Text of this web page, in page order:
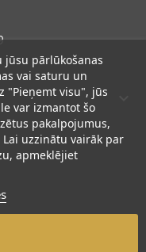
aizsargātas.
jūsu pārlūkošanas
vai saturu un
"Pieņemt visu", jūs
var izmantot šo
pakalpojumus,
uzzinātu vairāk par
apmeklējiet